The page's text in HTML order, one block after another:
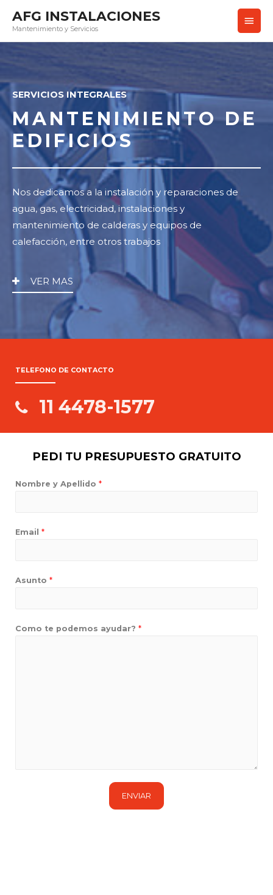
AFG INSTALACIONES
Mantenimiento y Servicios
SERVICIOS INTEGRALES
MANTENIMIENTO DE
EDIFICIOS
Nos dedicamos a la instalación y reparaciones de
agua, gas, electricidad, instalaciones y
mantenimiento de calderas y equipos de
calefacción, entre otros trabajos
VER MAS
TELEFONO DE CONTACTO
11 4478-1577
PEDI TU PRESUPUESTO GRATUITO
Nombre y Apellido *
Email *
Asunto *
Como te podemos ayudar? *
ENVIAR